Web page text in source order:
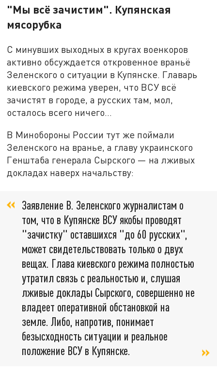
"Мы всё зачистим". Купянская
мясорубка
С минувших выходных в кругах военкоров
активно обсуждается откровенное враньё
Зеленского о ситуации в Купянске. Главарь
киевского режима уверен, что ВСУ всё
зачистят в городе, а русских там, мол,
осталось всего ничего…
В Минобороны России тут же поймали
Зеленского на вранье, а главу украинского
Генштаба генерала Сырского — на лживых
докладах наверх начальству:
Заявление В. Зеленского журналистам о
том, что в Купянске ВСУ якобы проводят
"зачистку" оставшихся "до 60 русских",
может свидетельствовать только о двух
вещах. Глава киевского режима полностью
утратил связь с реальностью и, слушая
лживые доклады Сырского, совершенно не
владеет оперативной обстановкой на
земле. Либо, напротив, понимает
безысходность ситуации и реальное
положение ВСУ в Купянске.